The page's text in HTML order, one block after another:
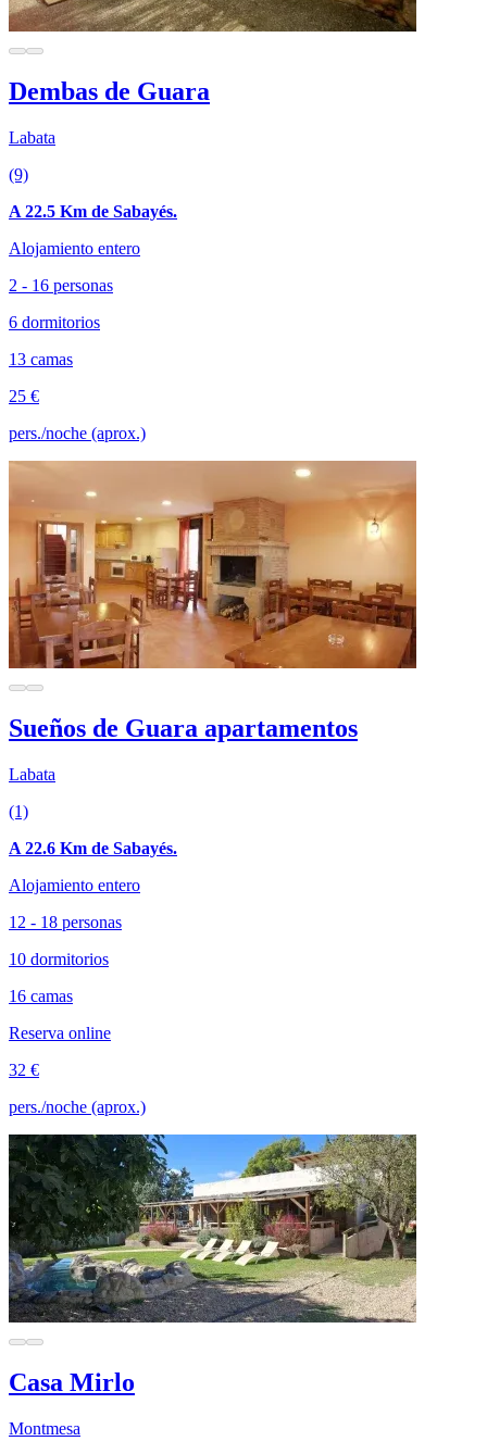
Dembas de Guara
Labata
(9)
A 22.5 Km de Sabayés.
Alojamiento entero
2 - 16 personas
6 dormitorios
13 camas
25 €
pers./noche (aprox.)
Sueños de Guara apartamentos
Labata
(1)
A 22.6 Km de Sabayés.
Alojamiento entero
12 - 18 personas
10 dormitorios
16 camas
Reserva online
32 €
pers./noche (aprox.)
Casa Mirlo
Montmesa